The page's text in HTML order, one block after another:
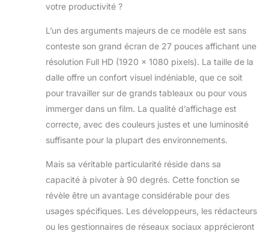
sur le grand écran
nos besoins de
vie et de bureau.
【Processeurs
efficaces】 Cet
en-un est équipé
d'un puissant
processeur Core
thread intégré,
avec une
fréquence de
base de 2,20
GHz, jusqu'à 3,2
GHz, RAM DDR3
votre productivité ?
L’un des arguments majeurs de ce modèle est sans
conteste son grand écran de 27 pouces affichant une
résolution Full HD (1920 x 1080 pixels). La taille de la
dalle offre un confort visuel indéniable, que ce soit
pour travailler sur de grands tableaux ou pour vous
immerger dans un film. La qualité d’affichage est
correcte, avec des couleurs justes et une luminosité
suffisante pour la plupart des environnements.
Mais sa véritable particularité réside dans sa
capacité à pivoter à 90 degrés. Cette fonction se
révèle être un avantage considérable pour des
usages spécifiques. Les développeurs, les rédacteurs
ou les gestionnaires de réseaux sociaux apprécieront